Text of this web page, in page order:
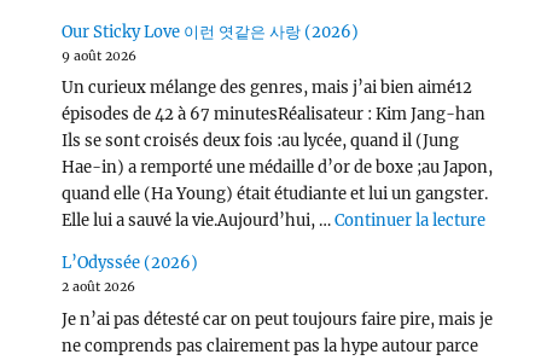
Our Sticky Love 이런 엿같은 사랑 (2026)
9 août 2026
Un curieux mélange des genres, mais j’ai bien aimé12
épisodes de 42 à 67 minutesRéalisateur : Kim Jang-han
Ils se sont croisés deux fois :au lycée, quand il (Jung
Hae-in) a remporté une médaille d’or de boxe ;au Japon,
quand elle (Ha Young) était étudiante et lui un gangster.
Elle lui a sauvé la vie.Aujourd’hui, …Continuer la lecturede «
L’Odyssée (2026)
2 août 2026
Je n’ai pas détesté car on peut toujours faire pire, mais je
ne comprends pas clairement pas la hype autour parce